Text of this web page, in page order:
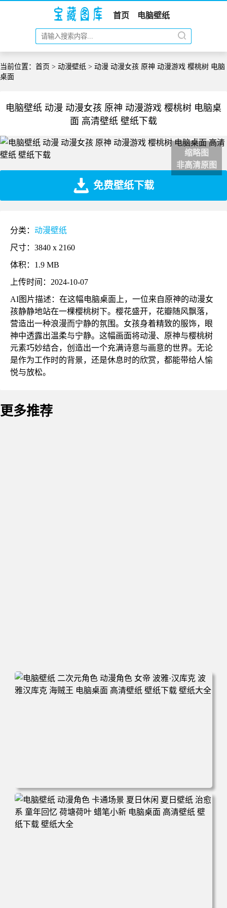
首页 电脑壁纸
当前位置： 首页 > 动漫壁纸 > 动漫 动漫女孩 原神 动漫游戏 樱桃树 电脑
桌面
电脑壁纸 动漫 动漫女孩 原神 动漫游戏 樱桃树 电脑桌
面 高清壁纸 壁纸下载
缩略图
非高清原图
免费壁纸下载
分类： 动漫壁纸
尺寸：3840 x 2160
体积：1.9 MB
上传时间：2024-10-07
AI图片描述：在这幅电脑桌面上，一位来自原神的动漫女
孩静静地站在一棵樱桃树下。樱花盛开，花瓣随风飘落，
营造出一种浪漫而宁静的氛围。女孩身着精致的服饰，眼
神中透露出温柔与宁静。这幅画面将动漫、原神与樱桃树
元素巧妙结合，创造出一个充满诗意与画意的世界。无论
是作为工作时的背景，还是休息时的欣赏，都能带给人愉
悦与放松。
更多推荐
电脑壁纸 二次元角色 动漫角色 女帝 波雅·汉库克 波雅汉库
克 海贼王 电脑桌面 高清壁纸 壁纸下载 壁纸大全